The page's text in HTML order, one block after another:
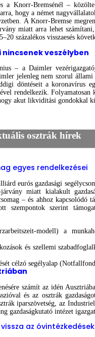
a Knorr-Bremsénél –
hogy a német
A Knorr-Bremse
miatt arra lehet
százalékos visszaesés
veszélyben
– a Daimler
jelenleg nem szorul
döntéseit a koronavírus
rendelkezik.
akut likviditási gondokkal
osztrák hírek
egyes rendelkezései
eurós gazdasági
járvány miatt kialakult
– és ahhoz kapcsolódó
szempontok szerint
modell) a
és szellemi
célzó segélyalap
számít az idén
és az osztrák
iparszövetség, az
gazdaságkutató intézet
az